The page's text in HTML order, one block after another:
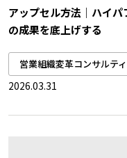
アップセル方法｜ハイ
の成果を底上げする
営業組織変革コンサルテ
2026.03.31